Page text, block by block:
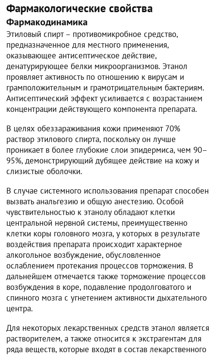
Фармакологические свойства
Фармакодинамика
Этиловый спирт – противомикробное средство,
предназначенное для местного применения,
оказывающее антисептическое действие,
денатурирующее белки микроорганизмов. Этанол
проявляет активность по отношению к вирусам и
грамположительным и грамотрицательным бактериям.
Антисептический эффект усиливается с возрастанием
концентрации действующего компонента препарата.
В целях обеззараживания кожи применяют 70%
раствор этилового спирта, поскольку он лучше
проникает в более глубокие слои эпидермиса, чем 90–
95%, демонстрирующий дубящее действие на кожу и
слизистые оболочки.
В случае системного использования препарат способен
вызвать анальгезию и общую анестезию. Особой
чувствительностью к этанолу обладают клетки
центральной нервной системы, преимущественно
клетки коры головного мозга, у которых в результате
воздействия препарата происходит характерное
алкогольное возбуждение, обусловленное
ослаблением протекания процессов торможения. В
дальнейшем отмечается также торможение процессов
возбуждения в коре, подавление продолговатого и
спинного мозга с угнетением активности дыхательного
центра.
Для некоторых лекарственных средств этанол является
растворителем, а также относится к экстрагентам для
ряда веществ, которые входят в состав лекарственного